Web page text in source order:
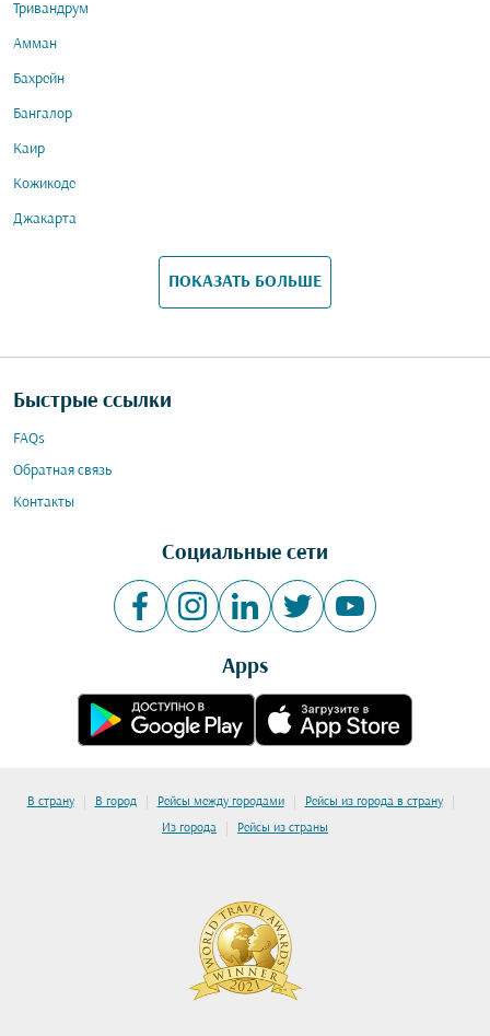
Тривандрум
Амман
Бахрейн
Бангалор
Каир
Кожикоде
Джакарта
ПОКАЗАТЬ БОЛЬШЕ
Быстрые ссылки
FAQs
Обратная связь
Контакты
Социальные сети
Apps
В страну | В город | Рейсы между городами | Рейсы из города в страну |
Из города | Рейсы из страны